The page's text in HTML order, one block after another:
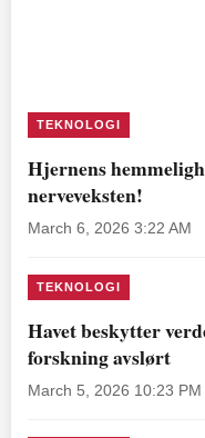
TEKNOLOGI
Hjernens
nerveveksten!
March 6, 2026 3:22 AM
TEKNOLOGI
Havet beskytter
forskning avslørt
March 5, 2026 10:23 PM